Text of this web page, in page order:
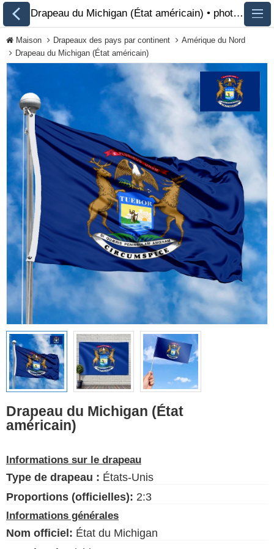
Tous les drapeaux
Drapeaux des pays
par continent
Drapeaux des
organisations
Drapeaux de la
communauté LGBT
Drapeaux historiques
Drapeaux ethniques
Drapeaux des États-
Unis (États)
Langue Français
À propos de nous
S'il vous plaît, aidez à soutenir
ce site en faisant un petit don
Drapeau du Michigan (État américain) • photo • description 🏁 FlagsSite.com
Maison Drapeaux des pays par continent
Amérique du Nord
Drapeau du Michigan (État américain)
Drapeau du Michigan (État
américain)
Informations sur le drapeau
Type de drapeau : États-Unis
Proportions (officielles): 2:3
Informations générales
Nom officiel: État du Michigan